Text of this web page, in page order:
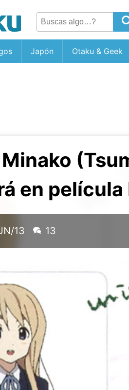
Japón Otaku & Geek
en
13 13